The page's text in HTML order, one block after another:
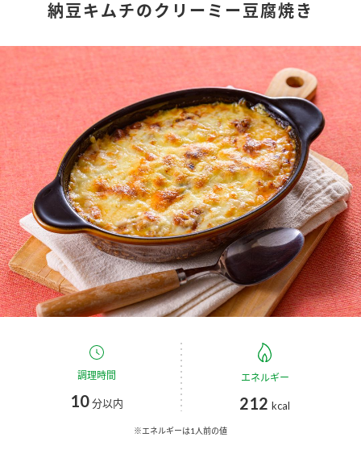
商品情報
商品カテゴリ
調味酢
お酢ドリンク ぽん酢
みりん風・料理酒 鍋用調味料
つゆ たれ
スープ 中華
新商品一覧
キャンペーン情報
ブランド・スペシャルサイト
ブランド・スペシャルサイト トップ
商品ブランドサイト
Fibee（ファイビー）
くらしプラ酢
お酢ドリンク
企業情報
国内事業概要
企業理念
ミツカンの歴史
ミツカンを知る
環境への取り組み
納豆キムチのクリーミー豆腐焼き
調理時間
10分以内
エネルギー
212 kcal
※エネルギーは1人前の値